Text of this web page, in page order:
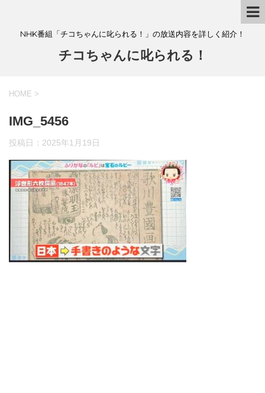
NHK番組「チコちゃんに叱られる！」の放送内容を詳しく紹介！
チコちゃんに叱られる！
HOME >
IMG_5456
投稿日： 2025年1月19日